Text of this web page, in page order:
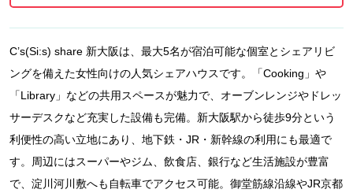
C’s(Si:s) share 新大阪は、最大5名が宿泊可能な個室とシェアリビ
ングを備えた女性向けの人気シェアハウスです。「Cooking」や
「Library」などの共用スペースが魅力で、オーブンレンジやドレッ
サーデスクなど充実した設備も完備。新大阪駅から徒歩9分という
利便性の高い立地にあり、地下鉄・JR・新幹線の利用にも最適で
す。周辺にはスーパーやジム、飲食店、銀行など生活施設が豊富
で、淀川河川敷へも自転車でアクセス可能。御堂筋線沿線やJR京都